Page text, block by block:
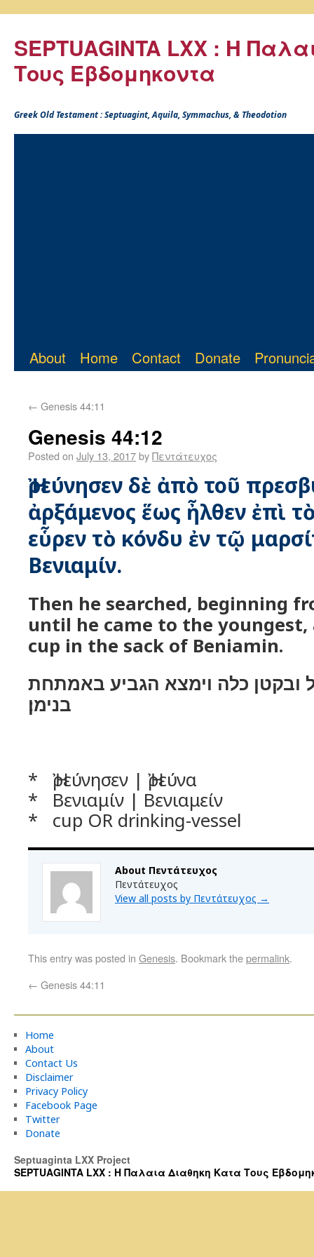
SEPTUAGINTA LXX : Η
Τους Εβδομηκοντα
Greek Old Testament : Septuagint, Aquila, Symmachus, & Theodotion
About Home Contact Donate
← Genesis 44:11
Genesis 44:12
Posted on July 13, 2017byΠεντάτευχος
Ἠρεύνησεν δὲ ἀπὸ τοῦ
ἀρξάμενος ἕως ἦλθεν ἐπὶ
εὗρεν τὸ κόνδυ ἐν τῷ
Βενιαμίν.
Then he searched, beginning
until he came to the
cup in the sack of Beniamin.
ובקטן כלה וימצא הגביע באמתחת
בנימן׃
* Ἠρεύνησεν | Ἠρεύνα
* Βενιαμίν | Βενιαμείν
* cup OR drinking-vessel
About Πεντάτευχος
Πεντάτευχος
View all posts by Πεντάτευχος →
This entry was posted in Genesis. Bookmark thepermalink.
← Genesis 44:11
Home
About
Contact Us
Disclaimer
Privacy Policy
Facebook Page
Twitter
Donate
Septuaginta LXX Project
SEPTUAGINTA LXX : Η Παλαια Διαθηκη Κατα Τους